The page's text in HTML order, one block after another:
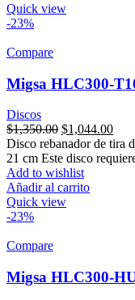
Quick view
-23%
Compare
Migsa HLC300-
Discos
$1,350.00 Original
price
was:
$1,350.00.
$1,044.00
is:
Disco rebanador de tira
21 cm Este disco
Add to wishlist
Añadir al carrito
Quick view
-23%
Compare
Migsa HLC300-